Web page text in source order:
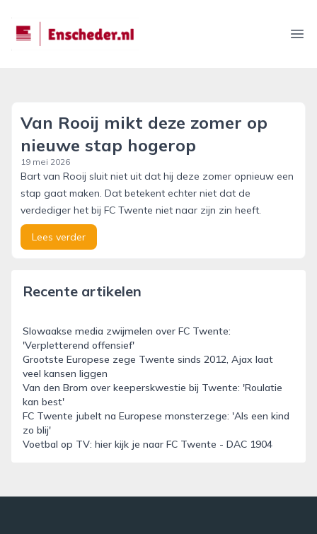
enscheder.nl
Van Rooij mikt deze zomer op
nieuwe stap hogerop
19 mei 2026
Bart van Rooij sluit niet uit dat hij deze zomer opnieuw een
stap gaat maken. Dat betekent echter niet dat de
verdediger het bij FC Twente niet naar zijn zin heeft.
Lees verder
Recente artikelen
Slowaakse media zwijmelen over FC Twente:
'Verpletterend offensief'
Grootste Europese zege Twente sinds 2012, Ajax laat
veel kansen liggen
Van den Brom over keeperskwestie bij Twente: 'Roulatie
kan best'
FC Twente jubelt na Europese monsterzege: 'Als een kind
zo blij'
Voetbal op TV: hier kijk je naar FC Twente - DAC 1904